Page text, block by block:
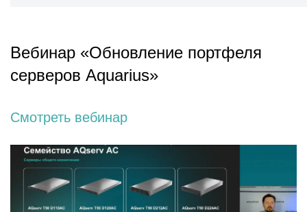
Вебинар «Обновление портфеля
серверов Aquarius»
Смотреть вебинар